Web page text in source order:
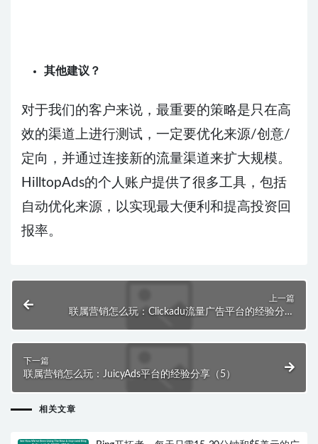
其他建议？
对于我们的客户来说，最重要的策略是只在高
效的渠道上进行测试，一定要优化来源/创意/
定向，并通过连接新的流量渠道来扩大规模。
HilltopAds的个人账户提供了很多工具，包括
自动优化来源，以实现最大便利和提高投资回
报率。
上一篇
联属营销怎么玩：Clickadu流量广告平台的经验分享
下一篇
联属营销怎么玩：JuicyAds平台的经验分享（5）
相关文章